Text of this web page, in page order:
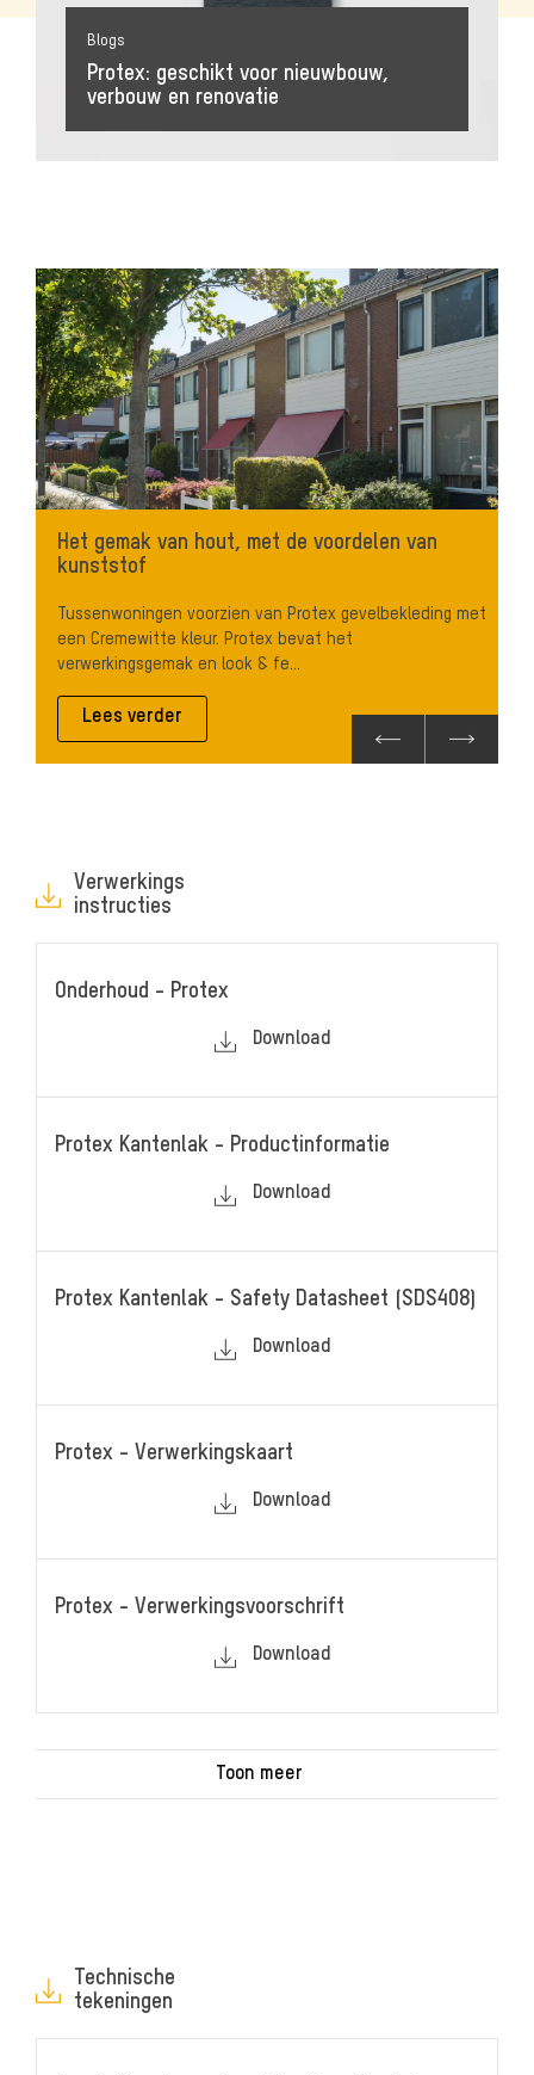
Blogs
Protex: geschikt voor nieuwbouw,
verbouw en renovatie
Het gemak van hout, met de voordelen van
kunststof
Tussenwoningen voorzien van Protex gevelbekleding met
een Cremewitte kleur. Protex bevat het
verwerkingsgemak en look & fe...
Lees verder
Verwerkings
instructies
Onderhoud - Protex
Download
Protex Kantenlak - Productinformatie
Download
Protex Kantenlak - Safety Datasheet (SDS408)
Download
Protex - Verwerkingskaart
Download
Protex - Verwerkingsvoorschrift
Download
Toon meer
Technische
tekeningen